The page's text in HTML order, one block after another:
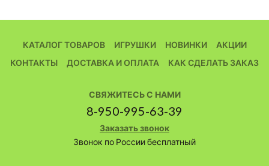
КАТАЛОГ ТОВАРОВ ИГРУШКИ НОВИНКИ
АКЦИИ
КОНТАКТЫ
ДОСТАВКА И ОПЛАТА КАК СДЕЛАТЬ ЗАКАЗ
СВЯЖИТЕСЬ С НАМИ
8-950-995-63-39
Заказать звонок
Звонок по России бесплатный